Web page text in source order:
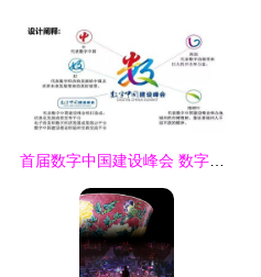
首届数字中国建设峰会 数字文化创意内容应用服务的时代启航